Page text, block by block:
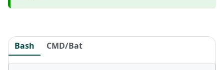
Bash CMD/Bat